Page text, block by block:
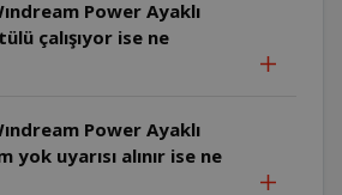
çalışıyor ise ne
yok uyarısı alınır ise ne